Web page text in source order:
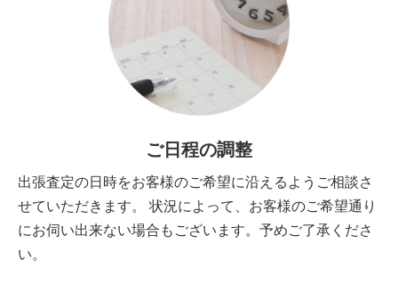
ご日程の調整
出張査定の日時をお客様のご希望に沿えるようご相談さ
せていただきます。 状況によって、お客様のご希望通り
にお伺い出来ない場合もございます。予めご了承くださ
い。